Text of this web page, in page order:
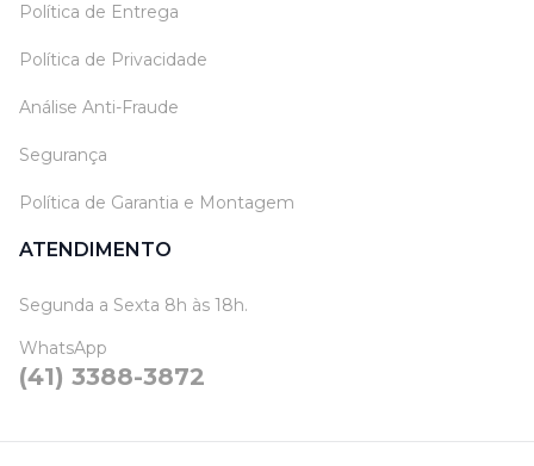
Política de Entrega
Política de Privacidade
Análise Anti-Fraude
Segurança
Política de Garantia e Montagem
ATENDIMENTO
Segunda a Sexta 8h às 18h.
WhatsApp
(41) 3388-3872